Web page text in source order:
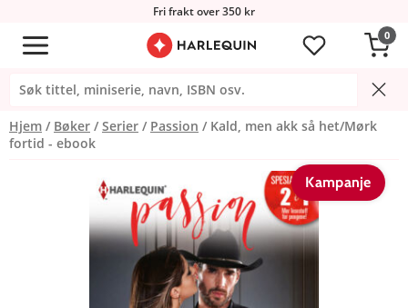
Fri frakt over 350 kr
0
Hjem Bøker Serier Passion
Kald, men akk så het/Mørk
fortid - ebook
Kampanje